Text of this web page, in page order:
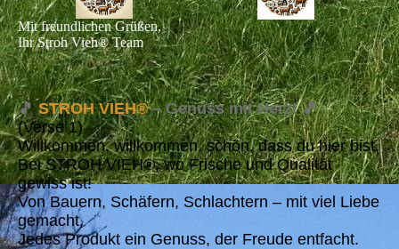
Mit freundlichen Grüßen,
Ihr Stroh Vieh® Team
🎵STROH VIEH®– Genuss mit Herz! 🎵
(Verse 1)
Willkommen, willkommen, schön, dass du hier bist,
Bei STROH VIEH®, wo Frische und Qualität
gewiss ist!
Von Bauern, Schäfern, Schlachtern – mit viel Liebe
gemacht,
Jedes Produkt ein Genuss, der Freude entfacht.